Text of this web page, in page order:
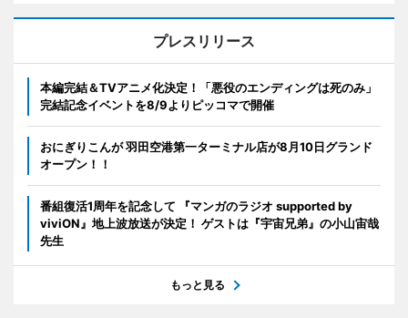
プレスリリース
本編完結＆TVアニメ化決定！「悪役のエンディングは死のみ」
完結記念イベントを8/9よりピッコマで開催
おにぎりこんが 羽田空港第一ターミナル店が8月10日グランド
オープン！！
番組復活1周年を記念して 『マンガのラジオ supported by
viviON』地上波放送が決定！ ゲストは『宇宙兄弟』の小山宙哉
先生
もっと見る